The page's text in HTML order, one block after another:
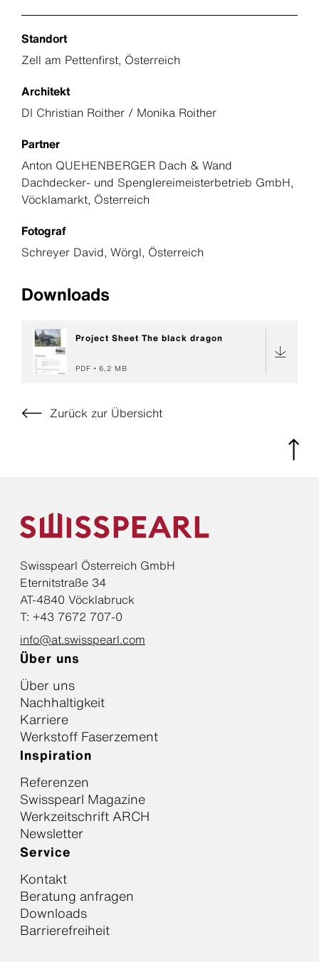
Standort
Zell am Pettenfirst, Österreich
Architekt
DI Christian Roither / Monika Roither
Partner
Anton QUEHENBERGER Dach & Wand
Dachdecker- und Spenglereimeisterbetrieb GmbH,
Vöcklamarkt, Österreich
Fotograf
Schreyer David, Wörgl, Österreich
Downloads
Project Sheet The black dragon
PDF 6,2 MB
Zurück zur Übersicht
Swisspearl Österreich GmbH
Eternitstraße 34
AT-4840 Vöcklabruck
T: +43 7672 707-0
info@at.swisspearl.com
Über uns
Über uns
Nachhaltigkeit
Karriere
Werkstoff Faserzement
Inspiration
Referenzen
Swisspearl Magazine
Werkzeitschrift ARCH
Newsletter
Service
Kontakt
Beratung anfragen
Downloads
Barrierefreiheit